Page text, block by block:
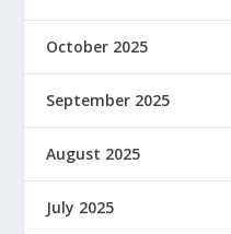
October 2025
September 2025
August 2025
July 2025